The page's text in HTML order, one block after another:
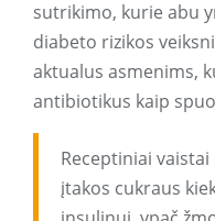
sutrikimo, kurie abu
diabeto rizikos
aktualus asmenims,
antibiotikus kaip
Receptiniai
įtakos cukraus